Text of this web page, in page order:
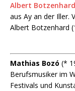
Albert
aus Ay an der Iller.
Albert Botzenhard
Mathias Bozó (*
Berufsmusiker im
Festivals und